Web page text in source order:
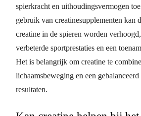
spierkracht en uithoudingsvermogen
gebruik van creatinesupplementen kan
creatine in de spieren worden
verbeterde sportprestaties en een
Het is belangrijk om creatine te
lichaamsbeweging en een
resultaten.